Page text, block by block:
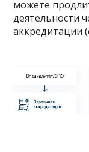
можете
деятельности
аккредитации